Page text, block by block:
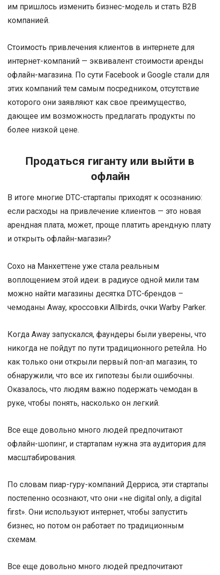
им пришлось изменить бизнес-модель и стать B2B
компанией.
Стоимость привлечения клиентов в интернете для
интернет-компаний — эквивалент стоимости аренды
офлайн-магазина. По сути Facebook и Google стали для
этих компаний тем самым посредником, отсутствие
которого они заявляют как свое преимущество,
дающее им возможность предлагать продукты по
более низкой цене.
Продаться гиганту или выйти в
офлайн
В итоге многие DTC-стартапы приходят к осознанию:
если расходы на привлечение клиентов — это новая
арендная плата, может, проще платить арендную плату
и открыть офлайн-магазин?
Сохо на Манхеттене уже стала реальным
воплощением этой идеи: в радиусе одной мили там
можно найти магазины десятка DTC-брендов –
чемоданы Away, кроссовки Allbirds, очки Warby Parker.
Когда Away запускался, фаундеры были уверены, что
никогда не пойдут по пути традиционного ретейла. Но
как только они открыли первый поп-ап магазин, то
обнаружили, что все их гипотезы были ошибочны.
Оказалось, что людям важно подержать чемодан в
руке, чтобы понять, насколько он легкий.
Все еще довольно много людей предпочитают
офлайн-шопинг, и стартапам нужна эта аудитория для
масштабирования.
По словам пиар-гуру-компаний Дерриса, эти стартапы
постепенно осознают, что они «не digital only, а digital
first». Они используют интернет, чтобы запустить
бизнес, но потом он работает по традиционным
схемам.
Все еще довольно много людей предпочитают